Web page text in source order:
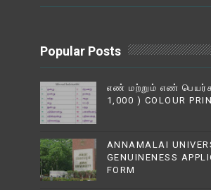
Popular Posts
எண் மற்றும் எண்
1,000 ) COLOUR
ANNAMALAI
GENUINENESS
FORM